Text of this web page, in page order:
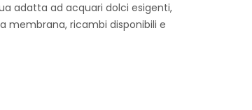
adatta ad acquari dolci esigenti,
membrana, ricambi disponibili e